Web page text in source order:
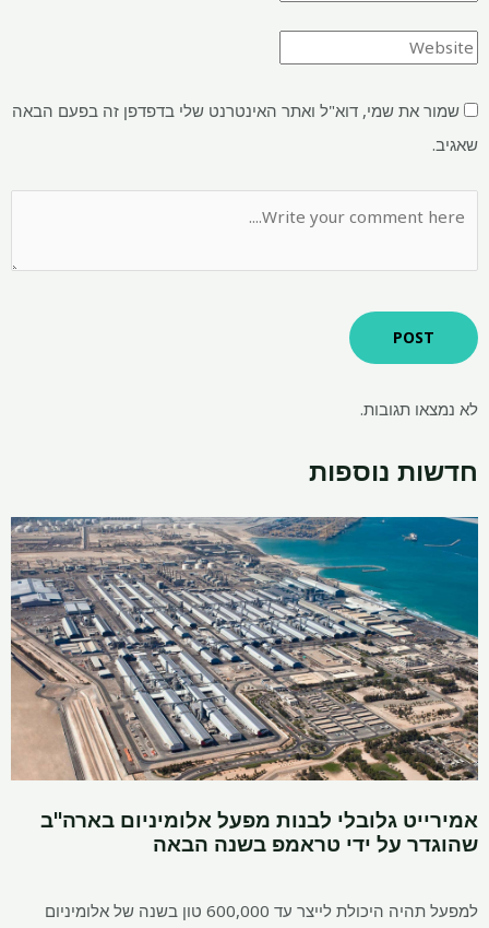
שמור את שמי, דוא"ל ואתר האינטרנט שלי בדפדפן זה בפעם הבאה
שאגיב.
לא נמצאו תגובות.
חדשות נוספות
אמירייט גלובלי לבנות מפעל אלומיניום בארה"ב
שהוגדר על ידי טראמפ בשנה הבאה
למפעל תהיה היכולת לייצר עד 600,000 טון בשנה של אלומיניום